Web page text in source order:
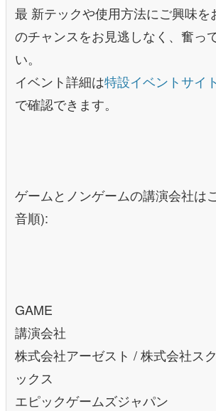
最 新テックや使用方法にご興味を
のチャンスをお見逃しなく、奮っ
い。
イベント詳細は特設イベントサイト
で確認できます。
ゲームとノンゲームの講演会社は
音順):
GAME
講演会社
株式会社アーゼスト / 株式会社ス
ックス
エピックゲームズジャパン